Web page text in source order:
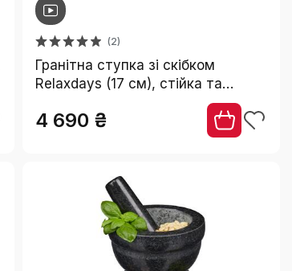
(2)
Гранітна ступка зі скібком
Relaxdays (17 см), стійка та
довговічна ступка з полірованого
натурального граніту, сіра
4 690 ₴